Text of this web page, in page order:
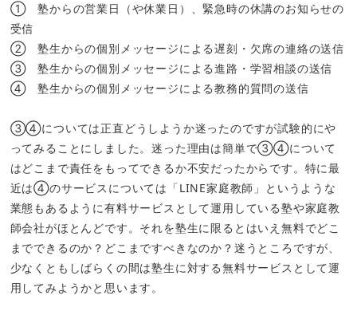
① 塾からの営業日（や休業日）、緊急時の休講のお知らせの
受信
② 塾生からの個別メッセージによる遅刻・欠席の連絡の送信
③ 塾生からの個別メッセージによる進路・学習相談の送信
④ 塾生からの個別メッセージによる教務的質問の送信
③④については正直どうしようか迷ったのですが試験的にや
ってみることにしました。迷った理由は簡単で③④について
はどこまで責任をもってできるか不安だったからです。特に最
近は④のサービスについては「LINE家庭教師」というような
業態もあるように有料サービスとして運用している塾や家庭教
師会社がほとんどです。それを塾生に限るとはいえ無料でどこ
までできるのか？どこまですべきなのか？迷うところですが、
少なくともしばらくの間は塾生に対する無料サービスとして運
用してみようかと思います。